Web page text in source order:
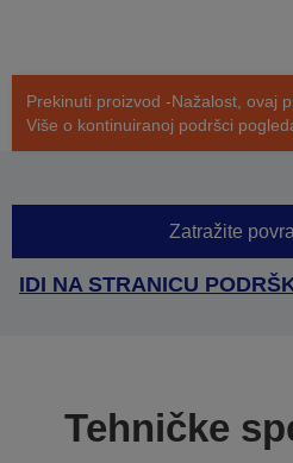
Prekinuti proizvod -Nažalost, ovaj
Više o kontinuiranoj podršci
Zatražite
IDI NA STRANICU
Tehničke